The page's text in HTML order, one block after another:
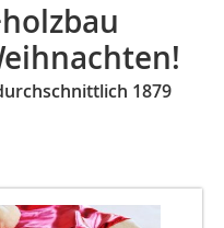
1879